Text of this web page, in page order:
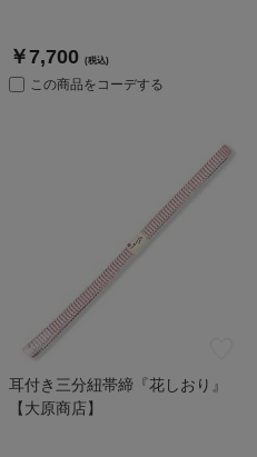
￥7,700 (税込)
この商品をコーデする
耳付き三分紐帯締『花しおり』
【大原商店】